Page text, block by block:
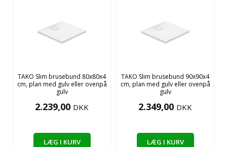
TAKO Slim brusebund 80x80x4
cm, plan med gulv eller ovenpå
gulv
2.239,00 DKK
LÆG I KURV
TAKO Slim brusebund 90x90x4
cm, plan med gulv eller ovenpå
gulv
2.349,00 DKK
LÆG I KURV